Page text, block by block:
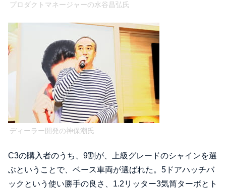
プロダクトマネージャーの水谷昌弘氏
ディーラー開発の神保潮氏
C3の購入者のうち、9割が、上級グレードのシャインを選
ぶということで、ベース車両が選ばれた。5ドアハッチバ
ックという使い勝手の良さ、1.2リッター3気筒ターボとト